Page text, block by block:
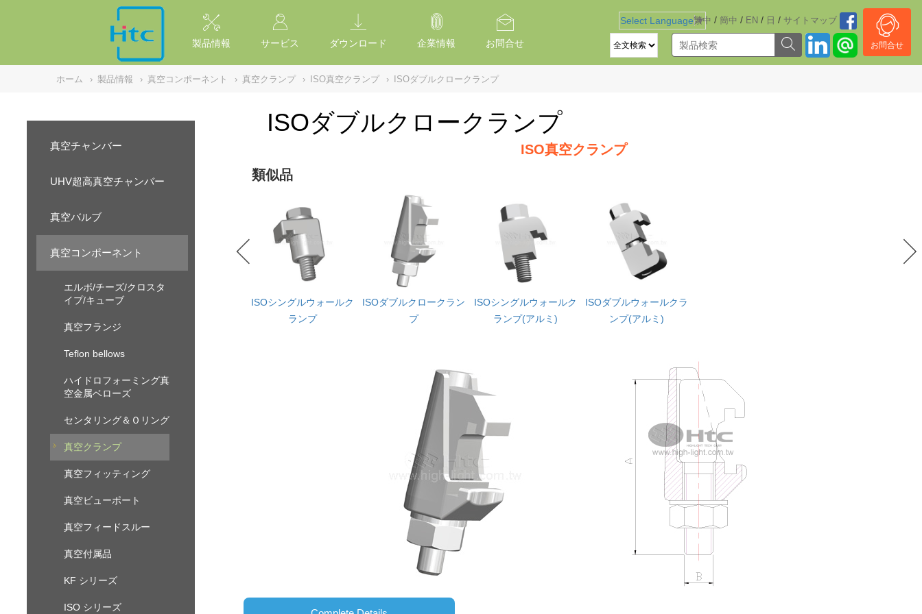
繁中 / 簡中 / EN / 日 / サイトマッブ
Select Language ▼
お問合せ
製品情報 サービス ダウンロード 企業情報 お問合せ
ホーム › 製品情報 › 真空コンポーネント › 真空クランプ › ISO真空クランプ › ISOダブルクロークランプ
真空チャンバー
UHV超高真空チャンバー
真空バルブ
真空コンポーネント
エルボ/チーズ/クロスタ
イプ/キューブ
真空フランジ
Teflon bellows
ハイドロフォーミング真
空金属ベローズ
センタリング＆Ｏリング
真空クランプ
真空フィッティング
真空ビューポート
真空フィードスルー
真空付属品
KF シリーズ
ISO シリーズ
ISOダブルクロークランプ
ISO真空クランプ
類似品
ISOシングルウォールク
ランプ
ISOダブルクロークラン
プ
ISOシングルウォールク
ランプ(アルミ)
ISOダブルウォールクラ
ンプ(アルミ)